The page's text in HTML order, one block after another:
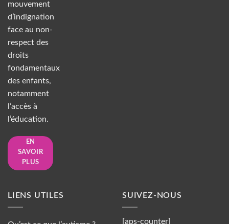
mouvement
d’indignation
face au non-
respect des
droits
fondamentaux
des enfants,
notamment
l’accès à
l’éducation.
EN
SAVOIR
PLUS
LIENS UTILES SUIVEZ-NOUS
[aps-counter]